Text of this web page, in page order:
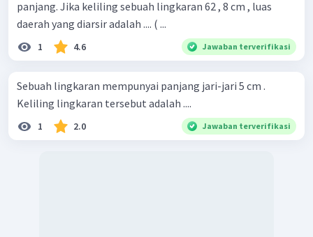
panjang. Jika keliling sebuah lingkaran 62 , 8 cm , luas
daerah yang diarsir adalah .... ( ...
1 4.6 Jawaban terverifikasi
Sebuah lingkaran mempunyai panjang jari-jari 5 cm .
Keliling lingkaran tersebut adalah ....
1 2.0 Jawaban terverifikasi